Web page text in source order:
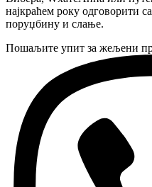
најкраћем року одговорити
поруџбину и слање.
Пошаљите упит за жељени